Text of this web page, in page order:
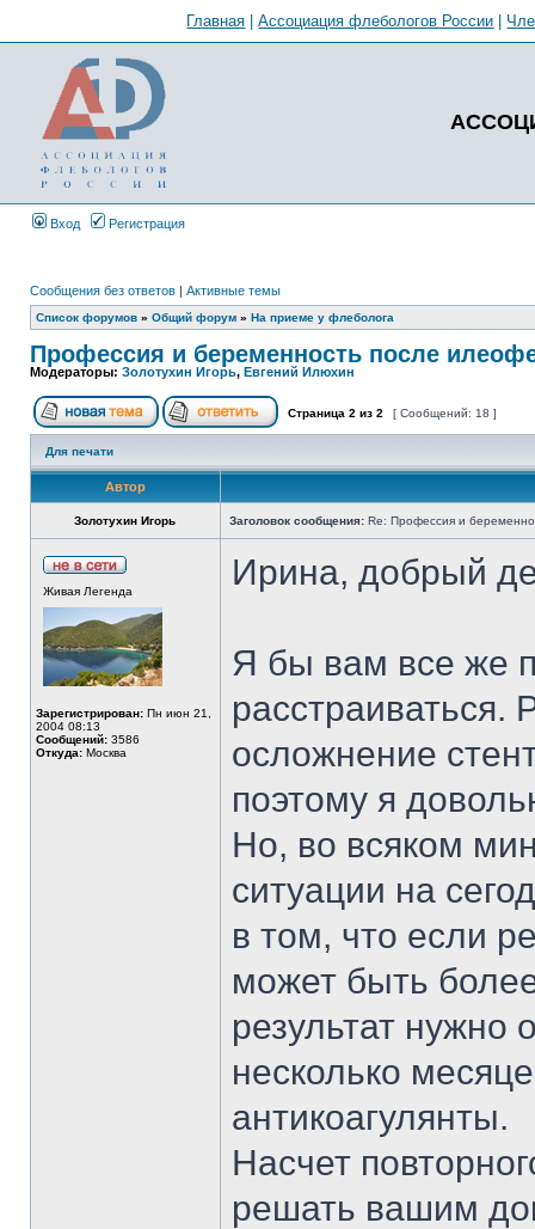
Главная |Ассоциация флебологов России
Вход Регистрация
Сообщения без ответов | Активные темы
Список форумов » Общий форум » На приеме у флеболога
Профессия и беременность после
Модераторы: Золотухин Игорь, Евгений Илюхин
Страница 2 из 2 [ Сообщений: 18 ]
Для печати
Автор
Золотухин Игорь Заголовок сообщения: Re: Профессия и
Живая Легенда
Зарегистрирован: Пн июн 21,
2004 08:13
Сообщений: 3586
Откуда: Москва
Ирина, добрый
Я бы вам все же
расстраиваться.
осложнение
поэтому я
Но, во всяком
ситуации на
в том, что если
может быть
результат нужно
несколько
антикоагулянты.
Насчет
решать вашим